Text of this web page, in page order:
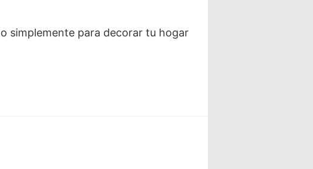
simplemente para decorar tu hogar